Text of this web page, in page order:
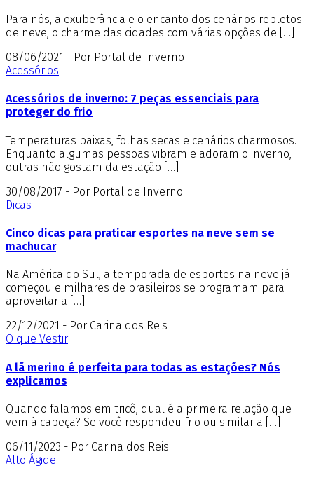
Para nós, a exuberância e o encanto dos cenários repletos
de neve, o charme das cidades com várias opções de […]
08/06/2021 - Por Portal de Inverno
Acessórios
Acessórios de inverno: 7 peças essenciais para
proteger do frio
Temperaturas baixas, folhas secas e cenários charmosos.
Enquanto algumas pessoas vibram e adoram o inverno,
outras não gostam da estação […]
30/08/2017 - Por Portal de Inverno
Dicas
Cinco dicas para praticar esportes na neve sem se
machucar
Na América do Sul, a temporada de esportes na neve já
começou e milhares de brasileiros se programam para
aproveitar a […]
22/12/2021 - Por Carina dos Reis
O que Vestir
A lã merino é perfeita para todas as estações? Nós
explicamos
Quando falamos em tricô, qual é a primeira relação que
vem à cabeça? Se você respondeu frio ou similar a […]
06/11/2023 - Por Carina dos Reis
Alto Ágide